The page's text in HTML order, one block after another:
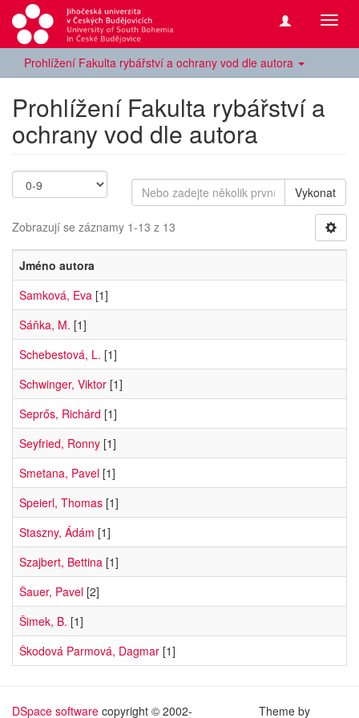
Prohlížení Fakulta rybářství a ochrany vod dle autora
Prohlížení Fakulta rybářství a
ochrany vod dle autora
Vykonat
Zobrazují se záznamy 1-13 z 13
Jméno autora
Samková, Eva [1]
Sáňka, M. [1]
Schebestová, L. [1]
Schwinger, Viktor [1]
Seprős, Richárd [1]
Seyfried, Ronny [1]
Smetana, Pavel [1]
Speierl, Thomas [1]
Staszny, Ádám [1]
Szajbert, Bettina [1]
Šauer, Pavel [2]
Šimek, B. [1]
Škodová Parmová, Dagmar [1]
DSpace software copyright © 2002- Theme by